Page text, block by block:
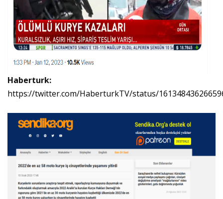
Haberturk:
https://twitter.com/HaberturkTV/status/